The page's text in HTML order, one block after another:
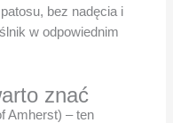
bez nadęcia i
w odpowiednim
znać
Amherst) – ten